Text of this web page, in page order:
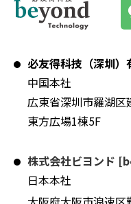
必友得科技（深圳）
中国本社
広東省深圳市羅湖区
東方広場1棟5F
株式会社ビヨンド
日本本社